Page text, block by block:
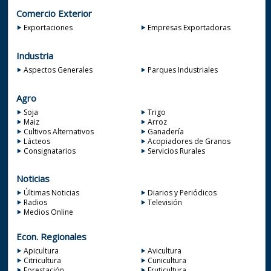
Comercio Exterior
Exportaciones Empresas Exportadoras
Industria
Aspectos Generales Parques Industriales
Agro
Soja
Trigo
Maiz
Arroz
Cultivos Alternativos
Ganadería
Lácteos
Acopiadores de Granos
Consignatarios
Servicios Rurales
Noticias
Últimas Noticias
Diarios y Periódicos
Radios
Televisión
Medios Online
Econ. Regionales
Apicultura
Avicultura
Citricultura
Cunicultura